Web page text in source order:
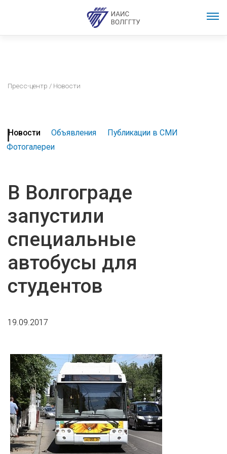
Пресс-центр / Новости
Новости Объявления
Публикации в СМИ
Фотогалереи
В Волгограде
запустили
специальные
автобусы для
студентов
19.09.2017